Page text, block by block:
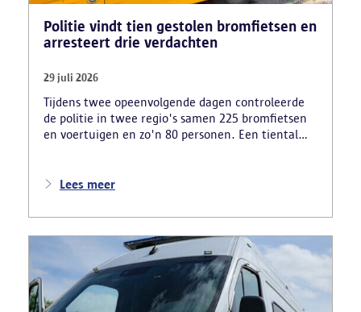
Politie vindt tien gestolen bromfietsen en
arresteert drie verdachten
29 juli 2026
Tijdens twee opeenvolgende dagen controleerde
de politie in twee regio's samen 225 bromfietsen
en voertuigen en zo'n 80 personen. Een tiental
beslag genomen. Daarnaast arresteerde de politie
motorblokken en inbrekersmateriaal gevonden.
Lees meer